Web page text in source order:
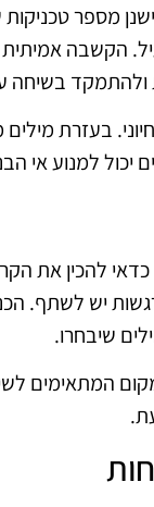
מספר טכניקות
הקשבה
ולהתמקד בשיחה
בעזרת
יכול למנוע אי
להכין את
יש לשתף.
שיבחרו.
המתאימים